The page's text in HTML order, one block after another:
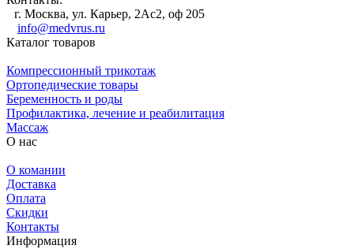
г. Москва, ул. Карьер, 2Ас2, оф 205
info@medvrus.ru
Каталог товаров
Компрессионный трикотаж
Ортопедические товары
Беременность и роды
Профилактика, лечение и реабилитация
Массаж
О нас
О комании
Доставка
Оплата
Скидки
Контакты
Информация